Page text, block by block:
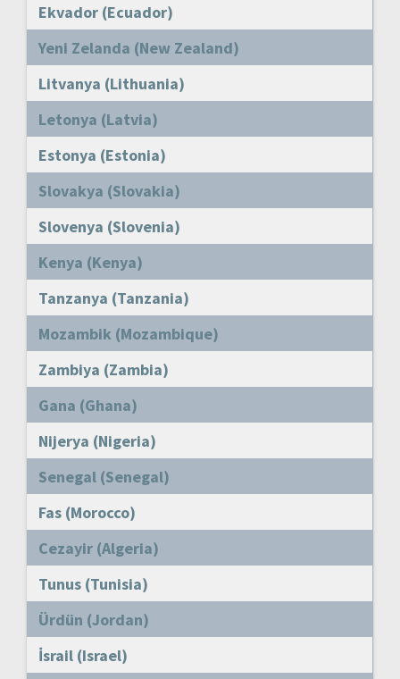
Ekvador (Ecuador)
Yeni Zelanda (New Zealand)
Litvanya (Lithuania)
Letonya (Latvia)
Estonya (Estonia)
Slovakya (Slovakia)
Slovenya (Slovenia)
Kenya (Kenya)
Tanzanya (Tanzania)
Mozambik (Mozambique)
Zambiya (Zambia)
Gana (Ghana)
Nijerya (Nigeria)
Senegal (Senegal)
Fas (Morocco)
Cezayir (Algeria)
Tunus (Tunisia)
Ürdün (Jordan)
İsrail (Israel)